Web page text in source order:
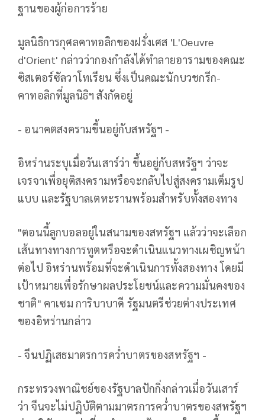
ฐานของผู้ก่อการร้าย
มูลนิธิการกุศลคาทอลิกของฝรั่งเศส 'L'Oeuvre
d'Orient' กล่าวว่ากองกำลังได้ทำลายอารามของคณะ
ซิสเตอร์ซัลวาโทเรียน ซึ่งเป็นคณะนักบวชกรีก-
คาทอลิกที่มูลนิธิฯ สังกัดอยู่
- อนาคตสงครามขึ้นอยู่กับสหรัฐฯ -
อิหร่านระบุเมื่อวันเสาร์ว่า ขึ้นอยู่กับสหรัฐฯ ว่าจะ
เจรจาเพื่อยุติสงครามหรือจะกลับไปสู่สงครามเต็มรูป
แบบ และรัฐบาลเตหะรานพร้อมสำหรับทั้งสองทาง
"ตอนนี้ลูกบอลอยู่ในสนามของสหรัฐฯ แล้วว่าจะเลือก
เส้นทางทางการทูตหรือจะดำเนินแนวทางเผชิญหน้า
ต่อไป อิหร่านพร้อมที่จะดำเนินการทั้งสองทาง โดยมี
เป้าหมายเพื่อรักษาผลประโยชน์และความมั่นคงของ
ชาติ" คาเซม การิบาบาดี รัฐมนตรีช่วยต่างประเทศ
ของอิหร่านกล่าว
- จีนปฏิเสธมาตรการคว่ำบาตรของสหรัฐฯ -
กระทรวงพาณิชย์ของรัฐบาลปักกิ่งกล่าวเมื่อวันเสาร์
ว่า จีนจะไม่ปฏิบัติตามมาตรการคว่ำบาตรของสหรัฐฯ